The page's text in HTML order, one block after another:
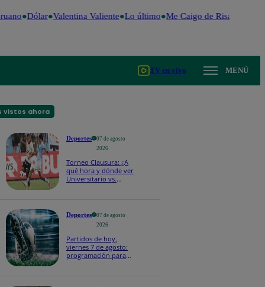
Dólar Valentina Valiente Lo último Me Caigo de Risa
TV en vivo MENÚ
vistos ahora
Deportes
07 de agosto
2026
Torneo Clausura: ¿A
qué hora y dónde ver
Universitario vs.
Deportes
07 de agosto
2026
Partidos de hoy,
viernes 7 de agosto:
programación para